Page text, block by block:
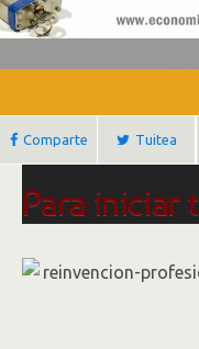
Comparte Tuitea
Para iniciar
profesional
la manera